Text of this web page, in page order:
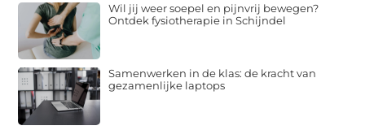
Wil jij weer soepel en pijnvrij bewegen?
Ontdek fysiotherapie in Schijndel
Samenwerken in de klas: de kracht van
gezamenlijke laptops